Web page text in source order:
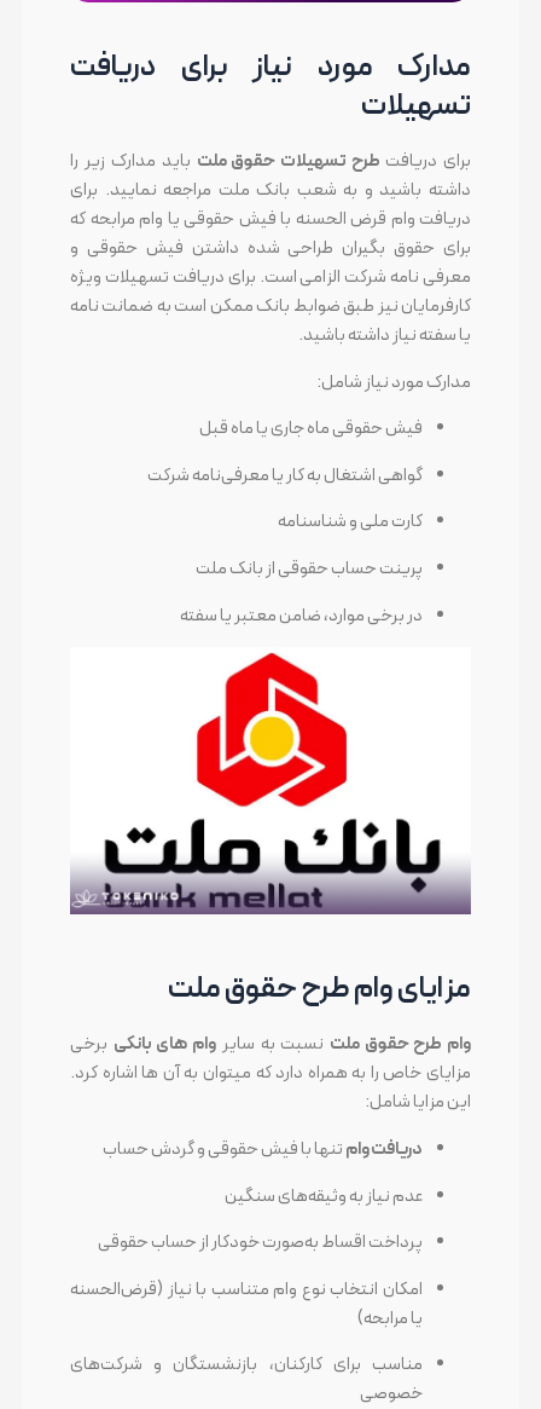
مدارک مورد نیاز برای دریافت
تسهیلات
برای دریافت طرح تسهیلات حقوق ملت باید مدارک زیر را
داشته باشید و به شعب بانک ملت مراجعه نمایید. برای
دریافت وام قرض الحسنه با فیش حقوقی یا وام مرابحه که
برای حقوق بگیران طراحی شده داشتن فیش حقوقی و
معرفی نامه شرکت الزامی است. برای دریافت تسهیلات ویژه
کارفرمایان نیز طبق ضوابط بانک ممکن است به ضمانت نامه
یا سفته نیاز داشته باشید.
مدارک مورد نیاز شامل:
فیش حقوقی ماه جاری یا ماه قبل
گواهی اشتغال به کار یا معرفی‌نامه شرکت
کارت ملی و شناسنامه
پرینت حساب حقوقی از بانک ملت
در برخی موارد، ضامن معتبر یا سفته
مزایای وام طرح حقوق ملت
وام طرح حقوق ملت نسبت به سایر وام های بانکی برخی
مزایای خاص را به همراه دارد که میتوان به آن ها اشاره کرد.
این مزایا شامل:
دریافت وامتنها با فیش حقوقی و گردش حساب
عدم نیاز به وثیقه‌های سنگین
پرداخت اقساط به‌صورت خودکار از حساب حقوقی
امکان انتخاب نوع وام متناسب با نیاز (قرض‌الحسنه
یا مرابحه)
مناسب برای کارکنان، بازنشستگان و شرکت‌های
خصوصی